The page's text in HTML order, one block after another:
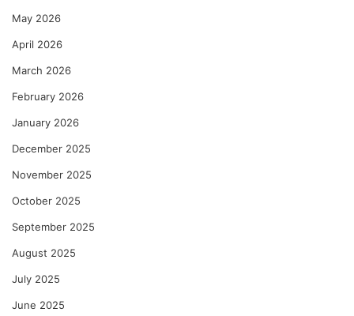
May 2026
April 2026
March 2026
February 2026
January 2026
December 2025
November 2025
October 2025
September 2025
August 2025
July 2025
June 2025